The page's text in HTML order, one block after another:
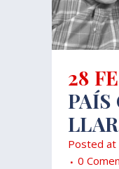
28
PAÍS
Posted at
0